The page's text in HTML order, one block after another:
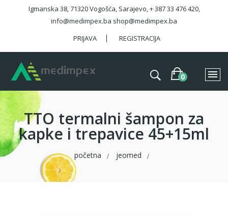
Igmanska 38, 71320 Vogošća, Sarajevo, + 387 33 476 420,
info@medimpex.ba shop@medimpex.ba
PRIJAVA
REGISTRACIJA
TTO termalni šampon za
kapke i trepavice 45+15ml
početna jeomed